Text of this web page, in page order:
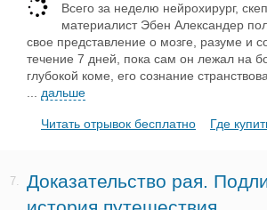
Всего за неделю нейрохирург,
материалист Эбен Александер
свое представление о мозге, разуме и
течение 7 дней, пока сам он лежал на
глубокой коме, его сознание
дальше
Читать отрывок бесплатно Где
7.
Доказательство рая.